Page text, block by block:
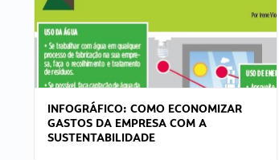
INFOGRÁFICO: COMO ECONOMIZAR
GASTOS DA EMPRESA COM A
SUSTENTABILIDADE